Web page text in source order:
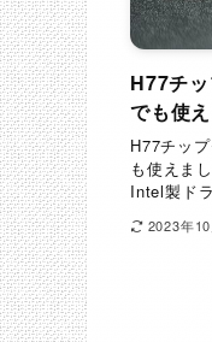
H77チ
でも使
H77チッ
も使えま
Intel製ド
2023年